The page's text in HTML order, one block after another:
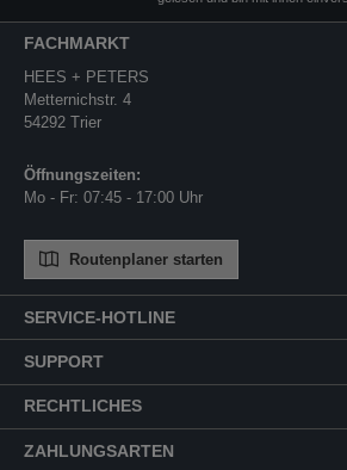
SERVICE-HOTLINE
SUPPORT
RECHTLICHES
ZAHLUNGSARTEN
FACHMARKT
HEES + PETERS
Metternichstr. 4
54292 Trier
Öffnungszeiten:
Mo - Fr: 07:45 - 17:00 Uhr
Routenplaner starten